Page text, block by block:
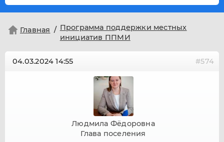
Главная
Программа поддержки местных
инициатив ППМИ
04.03.202414:55 #574
Людмила Фёдоровна
Глава поселения